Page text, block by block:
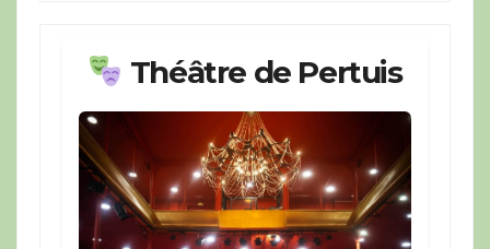
Théâtre de Pertuis